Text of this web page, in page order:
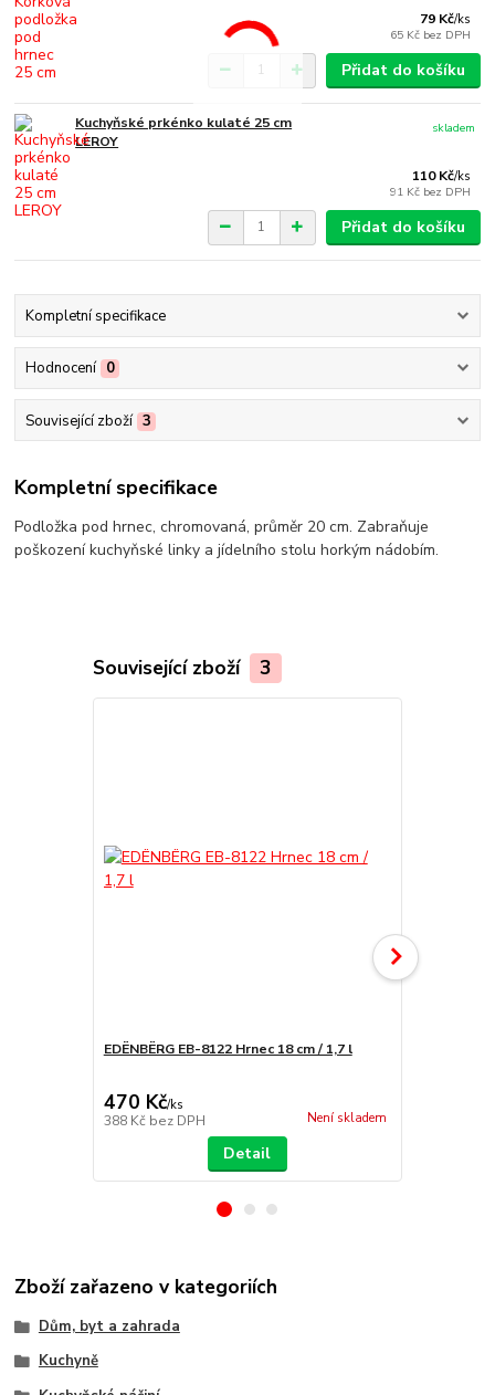
79 Kč/ks
65 Kč bez DPH
Přidat do košíku
Kuchyňské prkénko kulaté 25 cm
LEROY
110 Kč/ks
91 Kč bez DPH
skladem
Přidat do košíku
Kompletní specifikace
Hodnocení 0
Související zboží 3
Kompletní specifikace
Podložka pod hrnec, chromovaná, průměr 20 cm. Zabraňuje
poškození kuchyňské linky a jídelního stolu horkým nádobím.
Související zboží 3
EDËNBËRG EB-8122 Hrnec 18 cm / 1,7 l
470 Kč/ks
388 Kč bez DPH Není skladem
Detail
Zboží zařazeno v kategoriích
Dům, byt a zahrada
Kuchyně